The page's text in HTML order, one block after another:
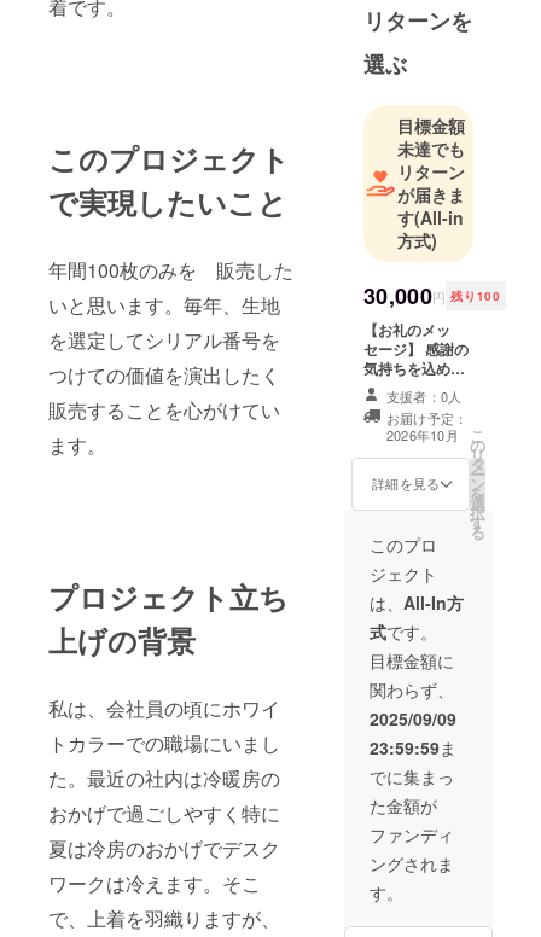
着です。
このプロジェクト
で実現したいこと
年間100枚のみを 販売した
いと思います。毎年、生地
を選定してシリアル番号を
つけての価値を演出したく
販売することを心がけてい
ます。
プロジェクト立ち
上げの背景
私は、会社員の頃にホワイ
トカラーでの職場にいまし
た。最近の社内は冷暖房の
おかげで過ごしやすく特に
夏は冷房のおかげでデスク
ワークは冷えます。そこ
で、上着を羽織りますが、
リターンを
選ぶ
目標金額
未達でも
リターン
が届きま
す(All-in
方式)
30,000円 残り100
【お礼のメッ
セージ】 感謝の
気持ちを込め
て、お礼のメッ
セージをお送り
します。
支援者：0人
お届け予定：
2026年10月
詳細を見る
こ
の
リ
タ
ー
ン
を
選
択
す
る
このプロ
ジェクト
は、 All-In方
式です。
目標金額に
関わらず、
2025/09/09
23:59:59ま
でに集まっ
た金額が
ファンディ
ングされま
す。